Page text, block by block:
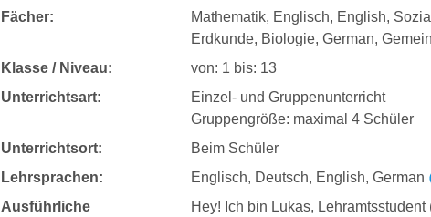
Fächer:
Mathematik, Englisch, English,
Erdkunde, Biologie, German,
Klasse / Niveau:
von: 1 bis: 13
Unterrichtsart:
Einzel- und Gruppenunterricht
Gruppengröße: maximal 4 Schüler
Unterrichtsort:
Beim Schüler
Lehrsprachen:
Englisch, Deutsch, English, German
Ausführliche
Hey! Ich bin Lukas,